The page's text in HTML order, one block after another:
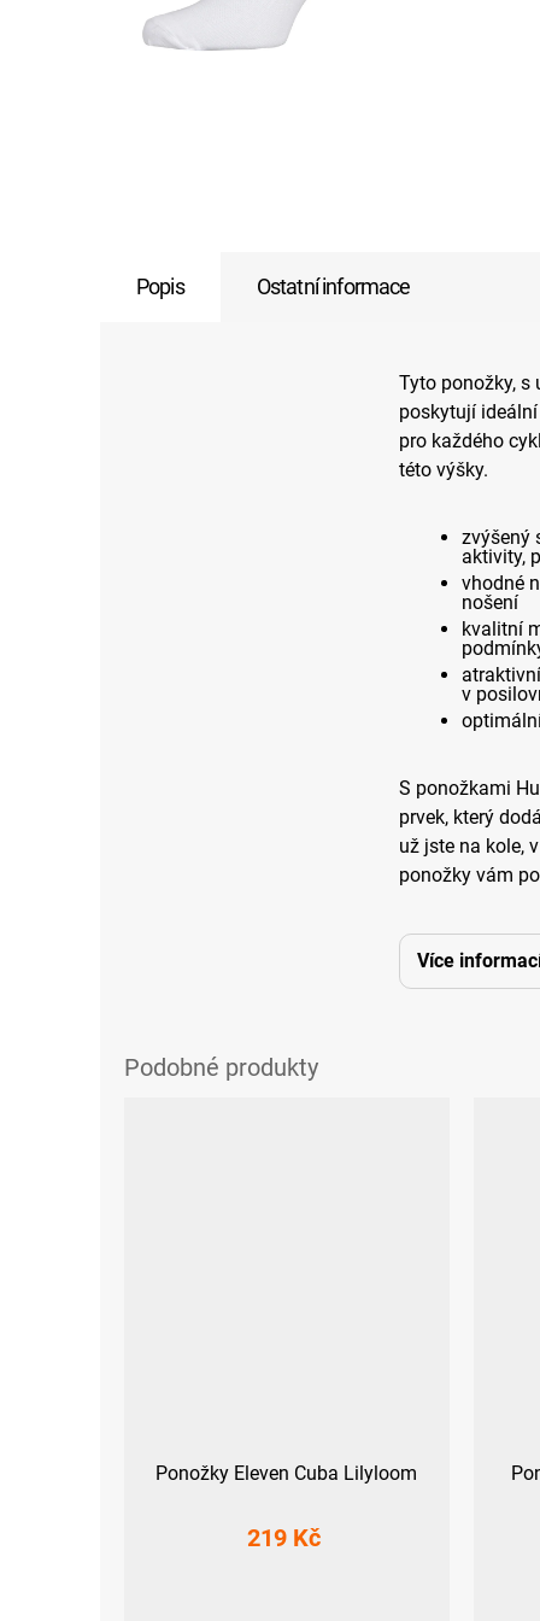
Popis Ostatní informace
Tyto ponožky, s
poskytují
pro každého
této výšky.
zvýšený
aktivity,
vhodné
nošení
kvalitní
v
S ponožkami
prvek, který
už jste na kole,
ponožky vám
Více
Ponožky Eleven Cuba Lilyloom
219 Kč